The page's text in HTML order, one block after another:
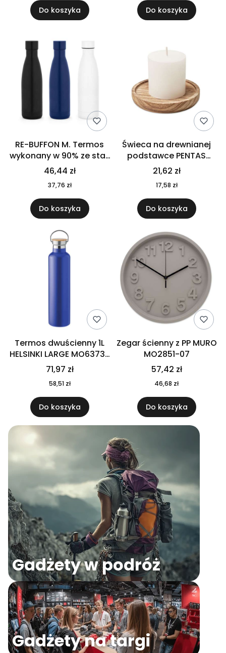
Do koszyka Do koszyka
RE-BUFFON M. Termos
wykonany w 90% ze stali
nierdzewnej
pochodzącej z
recyklingu 520 ml 94294
46,44 zł
37,76 zł
Do koszyka
Świeca na drewnianej
podstawce PENTAS
MO6282-40
21,62 zł
17,58 zł
Do koszyka
Termos dwuścienny 1L
HELSINKI LARGE MO6373-
04
71,97 zł
58,51 zł
Do koszyka
Zegar ścienny z PP MURO
MO2851-07
57,42 zł
46,68 zł
Do koszyka
Gadżety w podróż
Gadżety na targi